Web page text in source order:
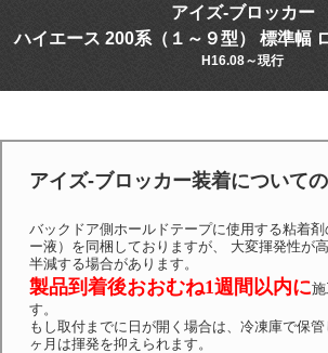
アイズ-ブロッカー
ハイエース 200系（１～９型） 標準幅
H16.08～現行
アイズ-ブロッカー装着について
バックドア側ホールドテープに使用する粘着
ー液）を同梱しておりますが、 大変揮発性が
半減する場合があります。
製品到着後おおむね1週間以内に
す。
もし取付までに日が開く場合は、冷凍庫で保
ヶ月は揮発を抑えられます。